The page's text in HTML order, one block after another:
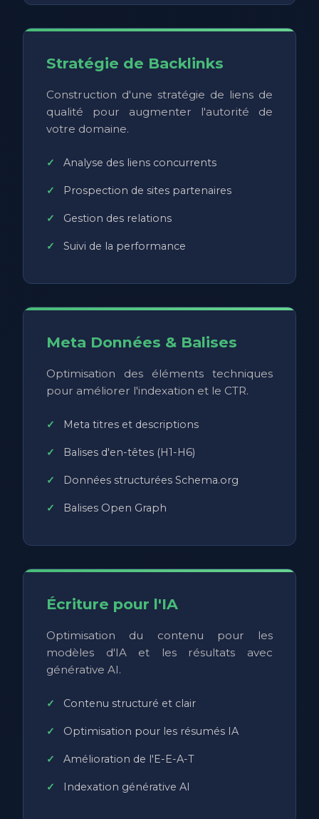
Stratégie de Backlinks
Construction d'une stratégie de liens de
qualité pour augmenter l'autorité de
votre domaine.
Analyse des liens concurrents
Prospection de sites partenaires
Gestion des relations
Suivi de la performance
Meta Données & Balises
Optimisation des éléments techniques
pour améliorer l'indexation et le CTR.
Meta titres et descriptions
Balises d'en-têtes (H1-H6)
Données structurées Schema.org
Balises Open Graph
Écriture pour l'IA
Optimisation du contenu pour les
modèles d'IA et les résultats avec
générative AI.
Contenu structuré et clair
Optimisation pour les résumés IA
Amélioration de l'E-E-A-T
Indexation générative AI